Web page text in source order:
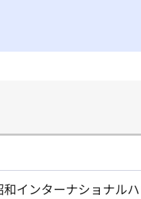
インターナショナル